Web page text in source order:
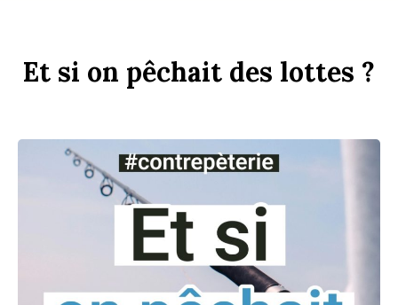
Et si on pêchait des lottes ?